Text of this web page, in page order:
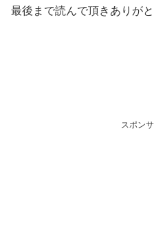
最後まで読んで頂きありが
スポン